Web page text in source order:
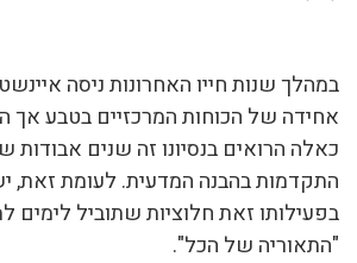
במהלך שנות חייו האחרונות ניסה
אחידה של הכוחות המרכזיים בטבע אך
כאלה הרואים בנסיונו זה שנים אבודות
התקדמות בהבנה המדעית. לעומת זאת,
בפעילותו זאת חלוציות שתוביל לימים
"התאוריה של הכל".